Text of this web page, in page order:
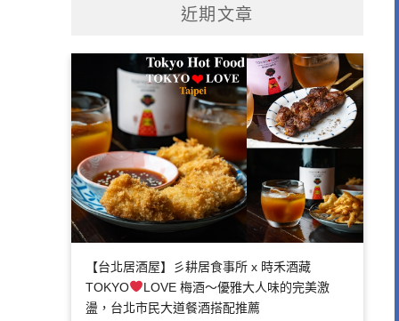
近期文章
【台北居酒屋】彡耕居食事所 x 時禾酒藏
TOKYO
LOVE 梅酒～優雅大人味的完美激
盪，台北市民大道餐酒搭配推薦